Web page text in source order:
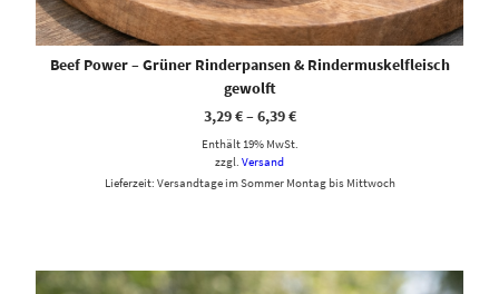
Beef Power – Grüner Rinderpansen & Rindermuskelfleisch
gewolft
3,29€–6,39€
Enthält 19% MwSt.
zzgl. Versand
Lieferzeit: Versandtage im Sommer Montag bis Mittwoch